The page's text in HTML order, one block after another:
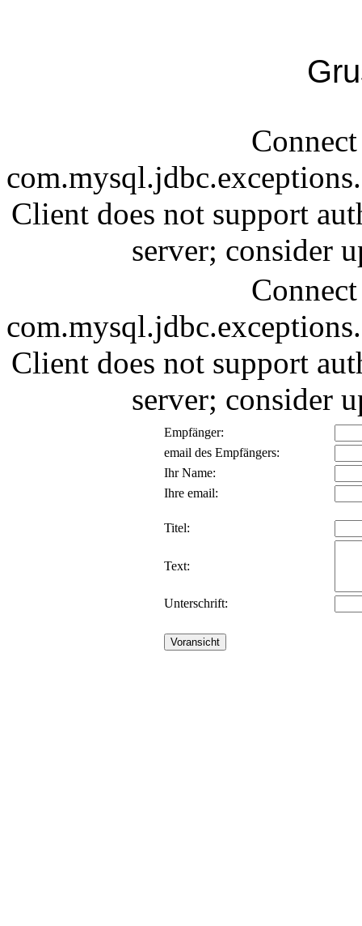
Client does not support
server; consider
Client does not support
server; consider
Empfänger:
email des Empfängers:
Ihr Name:
Ihre email:
Titel:
Text:
Unterschrift: